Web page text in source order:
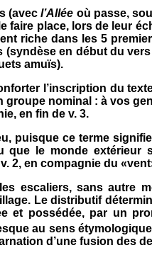
(avecl’Allée où passe,
place, lors de leur
riche dans les 5
en début du
amuïs).
l’inscription du
nominal : à vos
en fin de v. 3.
puisque ce terme
le monde extérieur
2, en compagnie du
escaliers, sans autre
Le distributif
et possédée, par un
au sens
d’une fusion des